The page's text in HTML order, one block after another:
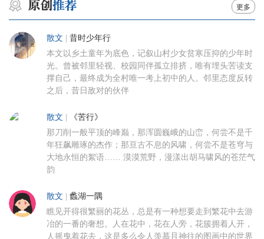
更多
散文 昔时少年行
本文以乡土童年为底色，记叙山村少女贫寒压抑的少年时
光。曾被邻里轻视、校园同伴孤立排挤，唯有埋头苦读支
撑自己，最终成为全村唯一考上初中的人。邻里态度反转
之后，昔日敌对的伙伴
散文 《苦行》
那刀削一般平顶的峰巅，那浑圆巍峨的山峦，何尝不是千
年狂飙雕琢的杰作；那亘古不息的风啸，何尝不是苍穹与
大地永恒的絮语…… 漠漠荒野，漫漾出胡马啸风的苍茫气
韵
散文 蠡湖一隅
瞧见开得很繁丽的花丛，总是有一种想要走到繁花中去游
冶的一番的奢想。人在花中，花在人旁，花簇拥着人开，
人摇曳着花去，这是多么令人羡慕且神往的图画中的世界